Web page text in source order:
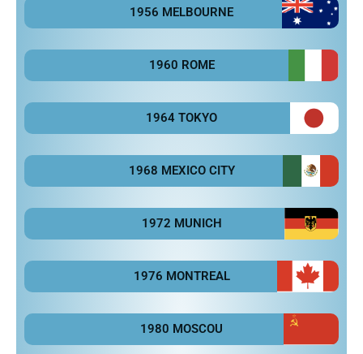
1956 MELBOURNE
1960 ROME
1964 TOKYO
1968 MEXICO CITY
1972 MUNICH
1976 MONTREAL
1980 MOSCOU